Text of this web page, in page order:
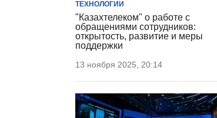
ТЕХНОЛОГИИ
"Казахтелеком" о работе с
обращениями сотрудников:
открытость, развитие и меры
поддержки
13 ноября 2025, 20:14